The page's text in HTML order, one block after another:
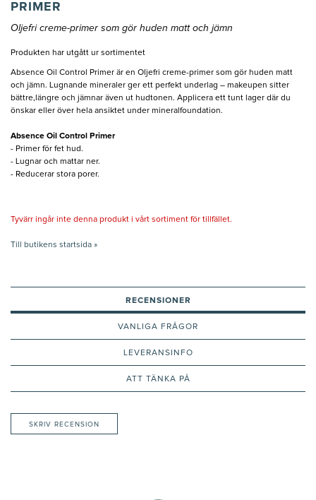
PRIMER
Oljefri creme-primer som gör huden matt och jämn
Produkten har utgått ur sortimentet
Absence Oil Control Primer är en Oljefri creme-primer som gör huden matt
och jämn. Lugnande mineraler ger ett perfekt underlag – makeupen sitter
bättre,längre och jämnar även ut hudtonen. Applicera ett tunt lager där du
önskar eller över hela ansiktet under mineralfoundation.
Absence Oil Control Primer
- Primer för fet hud.
- Lugnar och mattar ner.
- Reducerar stora porer.
Tyvärr ingår inte denna produkt i vårt sortiment för tillfället.
Till butikens startsida »
RECENSIONER
VANLIGA FRÅGOR
LEVERANSINFO
ATT TÄNKA PÅ
SKRIV RECENSION